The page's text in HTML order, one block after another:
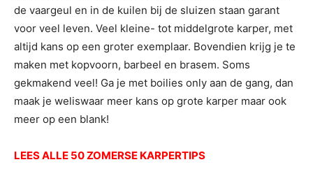
de vaargeul en in de kuilen bij de sluizen staan garant
voor veel leven. Veel kleine- tot middelgrote karper, met
altijd kans op een groter exemplaar. Bovendien krijg je te
maken met kopvoorn, barbeel en brasem. Soms
gekmakend veel! Ga je met boilies only aan de gang, dan
maak je weliswaar meer kans op grote karper maar ook
meer op een blank!
LEES ALLE 50 ZOMERSE KARPERTIPS